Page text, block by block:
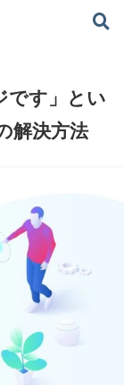
です」とい
解決方法